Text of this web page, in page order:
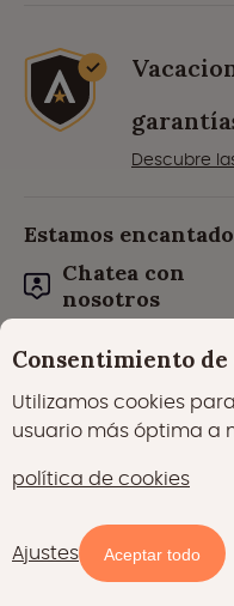
Descubre
Estamos
Chatea con
nosotros
153892
vacaciones
Consentimiento de
Utilizamos cookies
usuario más óptima a
política de cookies
Ajustes Aceptar todo